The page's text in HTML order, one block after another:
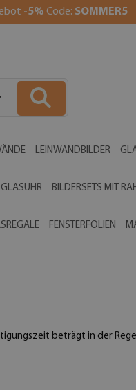
-5% Code: SOMMER5
LEINWANDBILDER
GLASUHR BILDERSETS MIT
FENSTERFOLIEN
beträgt in der